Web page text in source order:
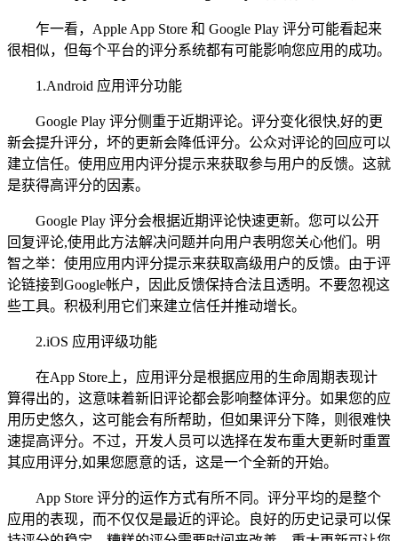
乍一看，Apple App Store 和 Google Play 评分可能看起来
很相似，但每个平台的评分系统都有可能影响您应用的成功。
1.Android 应用评分功能
Google Play 评分侧重于近期评论。评分变化很快,好的更
新会提升评分，坏的更新会降低评分。公众对评论的回应可以
建立信任。使用应用内评分提示来获取参与用户的反馈。这就
是获得高评分的因素。
Google Play 评分会根据近期评论快速更新。您可以公开
回复评论,使用此方法解决问题并向用户表明您关心他们。明
智之举：使用应用内评分提示来获取高级用户的反馈。由于评
论链接到Google帐户，因此反馈保持合法且透明。不要忽视这
些工具。积极利用它们来建立信任并推动增长。
2.iOS 应用评级功能
在App Store上，应用评分是根据应用的生命周期表现计
算得出的，这意味着新旧评论都会影响整体评分。如果您的应
用历史悠久，这可能会有所帮助，但如果评分下降，则很难快
速提高评分。不过，开发人员可以选择在发布重大更新时重置
其应用评分,如果您愿意的话，这是一个全新的开始。
App Store 评分的运作方式有所不同。评分平均的是整个
应用的表现，而不仅仅是最近的评论。良好的历史记录可以保